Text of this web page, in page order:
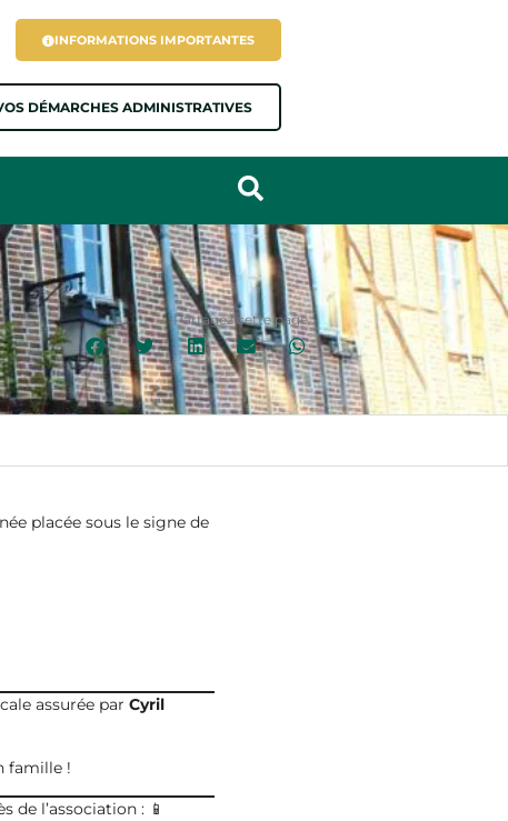
INFORMATIONS IMPORTANTES
DÉMARCHES ADMINISTRATIVES
Partagez cette page :
placée sous le signe de
assurée par Cyril
famille !
de l’association : 📱